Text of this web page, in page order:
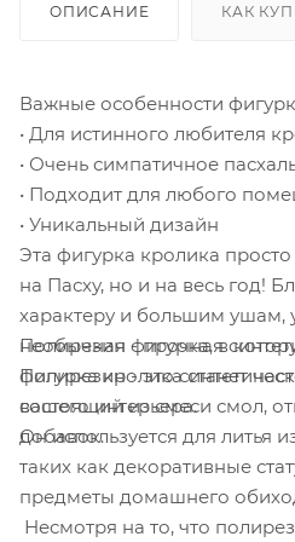
ОПИСАНИЕ КАК
Важные особенности
• Для истинного любителя
• Очень симпатичное
• Подходит для любого
• Уникальный дизайн
Эта фигурка кролика
на Пасху, но и на весь год!
характеру и большим ушам,
необычная фигурка, в
фигурка кролика станет
вашего интерьера.
Полирезин - прочная
Полирезин - это
состоящий из смеси смол,
добавок.
Он используется для литья
таких как декоративные
предметы домашнего
Несмотря на то, что